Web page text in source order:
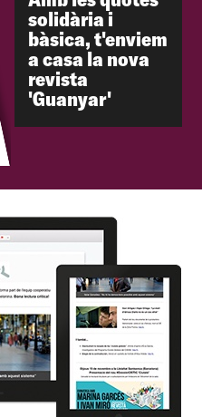
solidària i
bàsica, t'enviem
a casa la nova
revista
'Guanyar'